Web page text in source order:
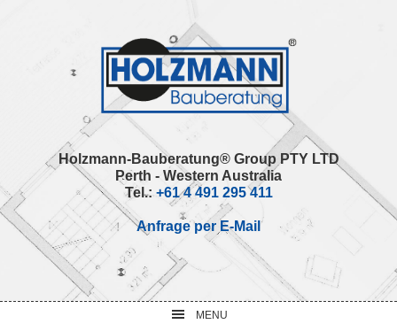
Holzmann-Bauberatung® Group PTY LTD
Perth - Western Australia
Tel.: +61 4 491 295 411
Anfrage per E-Mail
MENU